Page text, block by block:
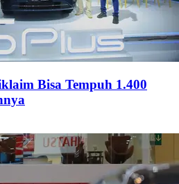
Bisa Tempuh 1.400